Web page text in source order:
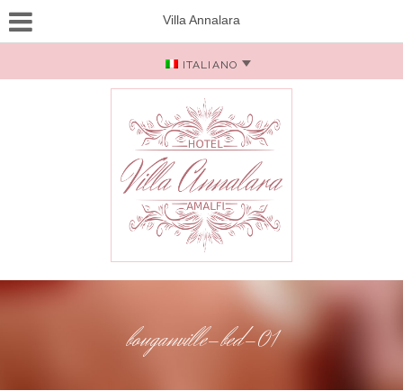
Villa Annalara
ITALIANO
bouganville-bed-01